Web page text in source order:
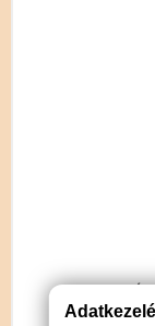
A
teszi ezt